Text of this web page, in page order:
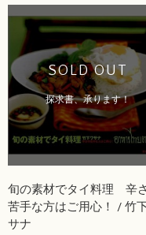
SOLD OUT
探求書、承ります！
旬の素材でタイ料理 辛
苦手な方はご用心！ / 竹
サナ